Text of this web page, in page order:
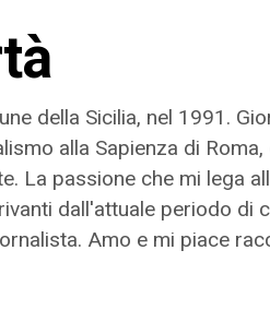
della Sicilia, nel 1991.
alla Sapienza di
La passione che mi lega
dall'attuale periodo di
Amo e mi piace